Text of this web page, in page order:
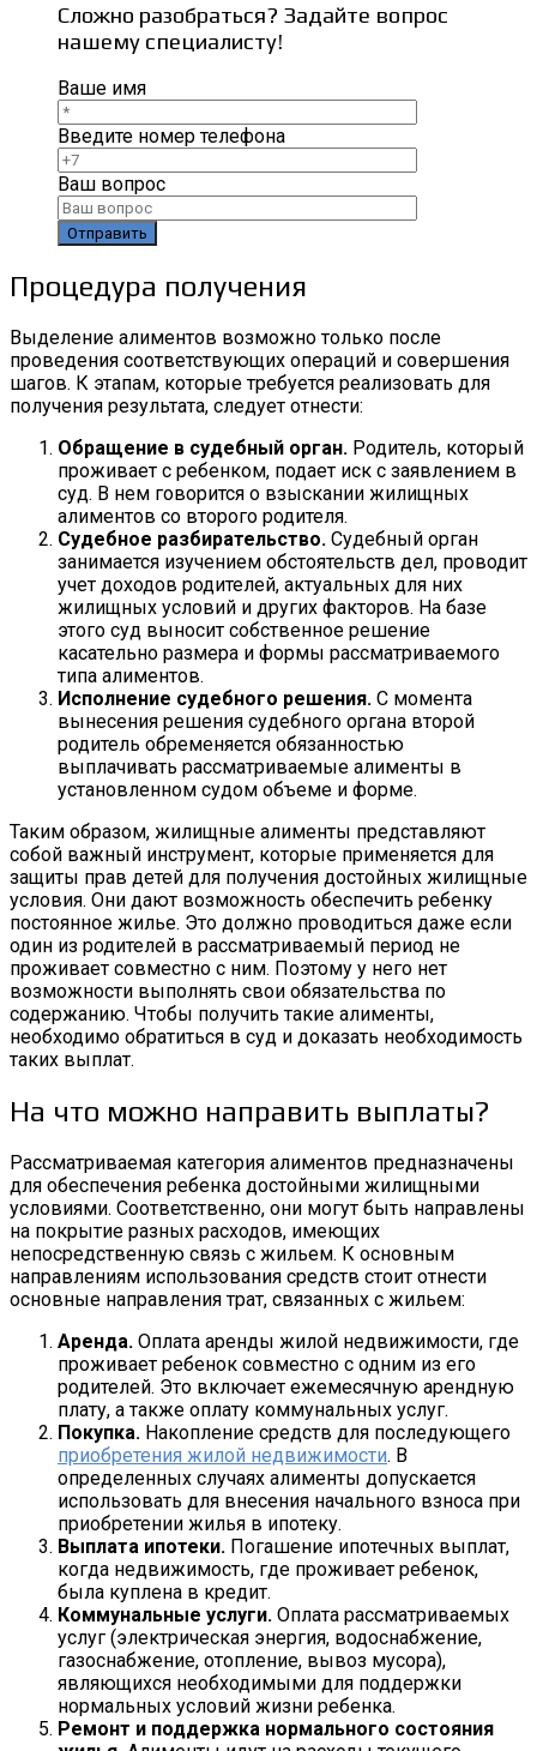
Сложно разобраться? Задайте вопрос
нашему специалисту!
Ваше имя
Введите номер телефона
Ваш вопрос
Процедура получения
Выделение алиментов возможно только после
проведения соответствующих операций и совершения
шагов. К этапам, которые требуется реализовать для
получения результата, следует отнести:
Обращение в судебный орган. Родитель, который
проживает с ребенком, подает иск с заявлением в
суд. В нем говорится о взыскании жилищных
алиментов со второго родителя.
Судебное разбирательство. Судебный орган
занимается изучением обстоятельств дел, проводит
учет доходов родителей, актуальных для них
жилищных условий и других факторов. На базе
этого суд выносит собственное решение
касательно размера и формы рассматриваемого
типа алиментов.
Исполнение судебного решения. С момента
вынесения решения судебного органа второй
родитель обременяется обязанностью
выплачивать рассматриваемые алименты в
установленном судом объеме и форме.
Таким образом, жилищные алименты представляют
собой важный инструмент, которые применяется для
защиты прав детей для получения достойных жилищные
условия. Они дают возможность обеспечить ребенку
постоянное жилье. Это должно проводиться даже если
один из родителей в рассматриваемый период не
проживает совместно с ним. Поэтому у него нет
возможности выполнять свои обязательства по
содержанию. Чтобы получить такие алименты,
необходимо обратиться в суд и доказать необходимость
таких выплат.
На что можно направить выплаты?
Рассматриваемая категория алиментов предназначены
для обеспечения ребенка достойными жилищными
условиями. Соответственно, они могут быть направлены
на покрытие разных расходов, имеющих
непосредственную связь с жильем. К основным
направлениям использования средств стоит отнести
основные направления трат, связанных с жильем:
Аренда. Оплата аренды жилой недвижимости, где
проживает ребенок совместно с одним из его
родителей. Это включает ежемесячную арендную
плату, а также оплату коммунальных услуг.
Покупка. Накопление средств для последующего
приобретения жилой недвижимости. В
определенных случаях алименты допускается
использовать для внесения начального взноса при
приобретении жилья в ипотеку.
Выплата ипотеки. Погашение ипотечных выплат,
когда недвижимость, где проживает ребенок,
была куплена в кредит.
Коммунальные услуги. Оплата рассматриваемых
услуг (электрическая энергия, водоснабжение,
газоснабжение, отопление, вывоз мусора),
являющихся необходимыми для поддержки
нормальных условий жизни ребенка.
Ремонт и поддержка нормального состояния